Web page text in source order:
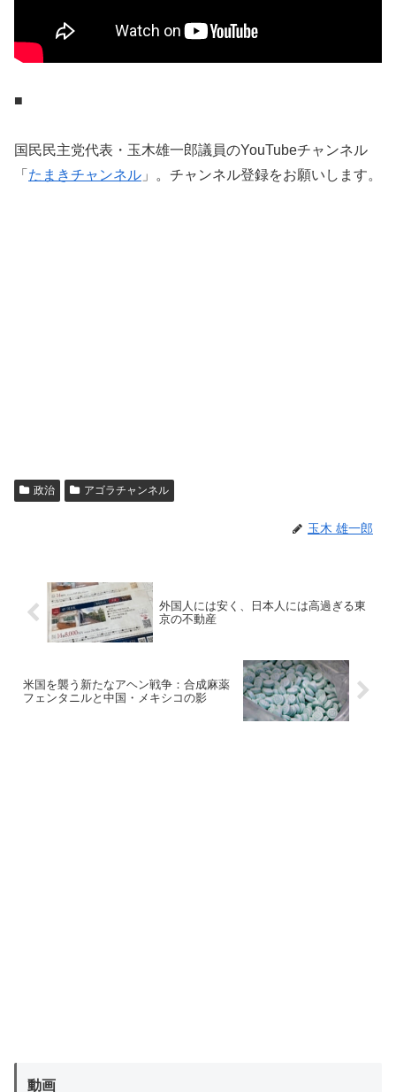
■
国民民主党代表・玉木雄一郎議員のYouTubeチャンネル
「 たまきチャンネル 」。チャンネル登録をお願いします。
政治 アゴラチャンネル
玉木 雄一郎
外国人には安く、日本人には高過ぎる東
京の不動産
米国を襲う新たなアヘン戦争：合成麻薬
フェンタニルと中国・メキシコの影
動画